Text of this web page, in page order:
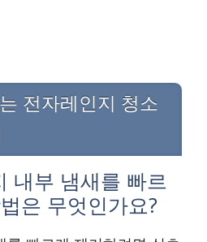
전자레인지 청소
내부 냄새를 빠르
은 무엇인가요?